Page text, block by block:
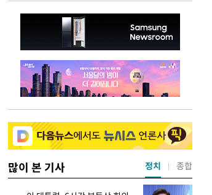
많이 본 기사 정치 종합